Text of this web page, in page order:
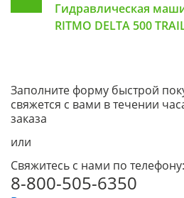
Гидравлическая
RITMO DELTA 500
Заполните форму быстрой
свяжется с вами в течении
заказа
или
Свяжитесь с нами по телефону:
8-800-505-6350